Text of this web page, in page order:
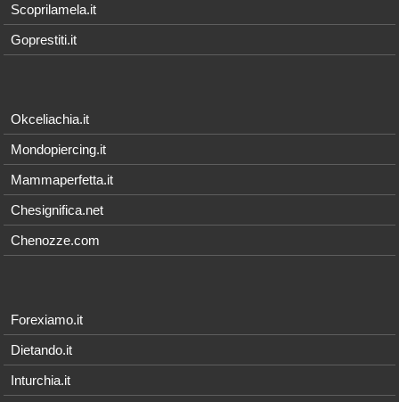
Scoprilamela.it
Goprestiti.it
Okceliachia.it
Mondopiercing.it
Mammaperfetta.it
Chesignifica.net
Chenozze.com
Forexiamo.it
Dietando.it
Inturchia.it